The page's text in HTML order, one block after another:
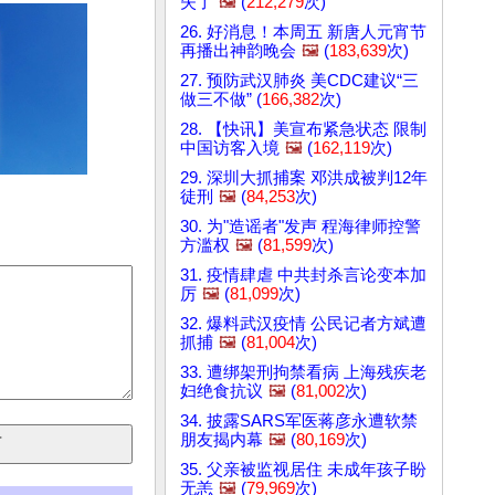
26. 好消息！本周五 新唐人元宵节
再播出神韵晚会 🖼️ (183,639次)
27. 预防武汉肺炎 美CDC建议“三
做三不做” (166,382次)
28. 【快讯】美宣布紧急状态 限制
中国访客入境 🖼️ (162,119次)
29. 深圳大抓捕案 邓洪成被判12年
徒刑 🖼️ (84,253次)
30. 为"造谣者"发声 程海律师控警
方滥权 🖼️ (81,599次)
31. 疫情肆虐 中共封杀言论变本加
厉 🖼️ (81,099次)
32. 爆料武汉疫情 公民记者方斌遭
抓捕 🖼️ (81,004次)
33. 遭绑架刑拘禁看病 上海残疾老
妇绝食抗议 🖼️ (81,002次)
34. 披露SARS军医蒋彦永遭软禁
朋友揭内幕 🖼️ (80,169次)
35. 父亲被监视居住 未成年孩子盼
无恙 🖼️ (79,969次)